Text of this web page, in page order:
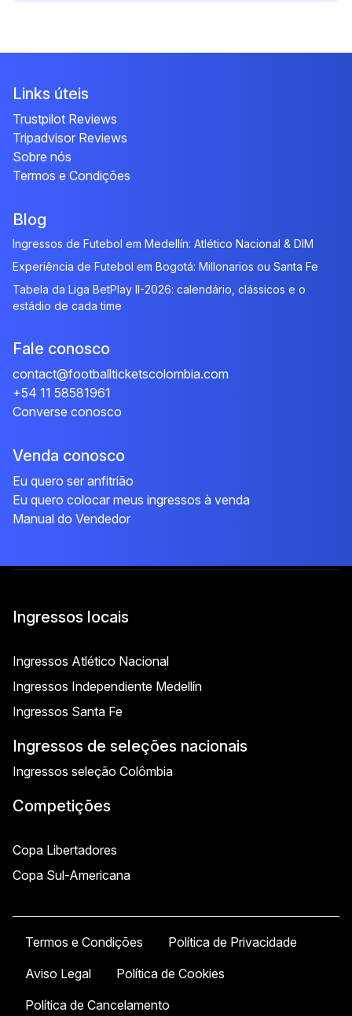
Links úteis
Trustpilot Reviews
Tripadvisor Reviews
Sobre nós
Termos e Condições
Blog
Ingressos de Futebol em Medellín: Atlético Nacional & DIM
Experiência de Futebol em Bogotá: Millonarios ou Santa Fe
Tabela da Liga BetPlay II-2026: calendário, clássicos e o
estádio de cada time
Fale conosco
contact@footballticketscolombia.com
+54 11 58581961
Converse conosco
Venda conosco
Eu quero ser anfitrião
Eu quero colocar meus ingressos à venda
Manual do Vendedor
Ingressos locais
Ingressos Atlético Nacional
Ingressos Independiente Medellín
Ingressos Santa Fe
Ingressos de seleções nacionais
Ingressos seleção Colômbia
Competições
Copa Libertadores
Copa Sul-Americana
Termos e Condições
Política de Privacidade
Aviso Legal
Política de Cookies
Política de Cancelamento